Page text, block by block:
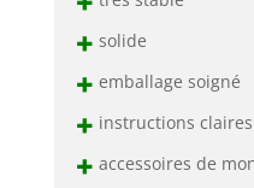
+ solide
+ emballage soigné
+ instructions claires
+ accessoires de